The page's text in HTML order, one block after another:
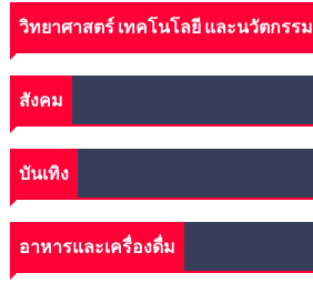
วิทยาศาสตร์ เทคโนโลยี และนวัตกรรม
สังคม
บันเทิง
อาหารและเครื่องดื่ม